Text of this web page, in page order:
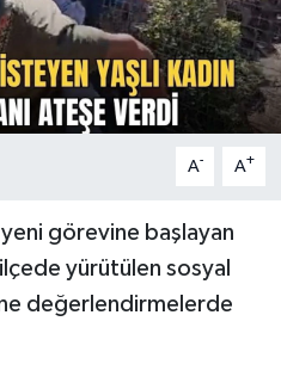
A- A+
görevine başlayan
yürütülen sosyal
değerlendirmelerde